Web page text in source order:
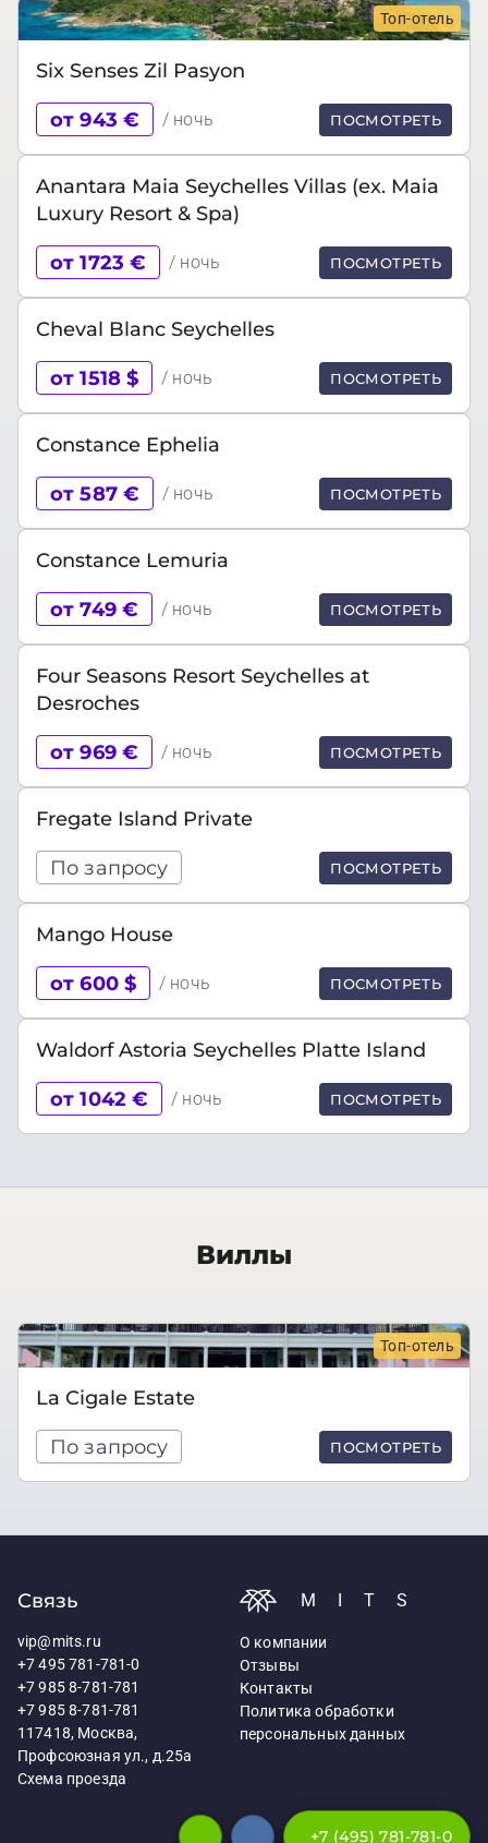
Топ-отель
Six Senses Zil Pasyon
от 943 € / ночь ПОСМОТРЕТЬ
Anantara Maia Seychelles Villas (ex. Maia
Luxury Resort & Spa)
от 1723 € / ночь ПОСМОТРЕТЬ
Cheval Blanc Seychelles
от 1518 $ / ночь ПОСМОТРЕТЬ
Constance Ephelia
от 587 € / ночь ПОСМОТРЕТЬ
Constance Lemuria
от 749 € / ночь ПОСМОТРЕТЬ
Four Seasons Resort Seychelles at
Desroches
от 969 € / ночь ПОСМОТРЕТЬ
Fregate Island Private
По запросу ПОСМОТРЕТЬ
Mango House
от 600 $ / ночь ПОСМОТРЕТЬ
Waldorf Astoria Seychelles Platte Island
от 1042 € / ночь ПОСМОТРЕТЬ
Виллы
Топ-отель
La Cigale Estate
По запросу ПОСМОТРЕТЬ
Связь
vip@mits.ru
+7 495 781-781-0
+7 985 8-781-781
+7 985 8-781-781
117418, Москва,
Профсоюзная ул., д.25а
Схема проезда
MITS
О компании
Отзывы
Контакты
Политика обработки
персональных данных
+7 (495) 781-781-0